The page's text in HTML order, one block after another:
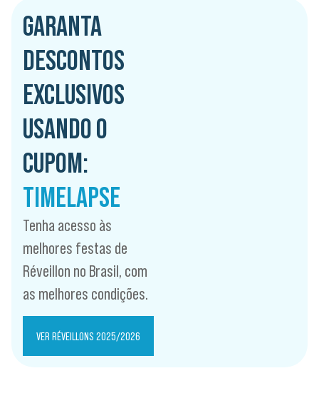
GARANTA
DESCONTOS
EXCLUSIVOS
USANDO O
CUPOM:
TIMELAPSE
Tenha acesso às
melhores festas de
Réveillon no Brasil, com
as melhores condições.
VER RÉVEILLONS 2025/2026